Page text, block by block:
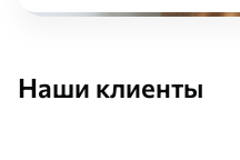
Наши клиенты